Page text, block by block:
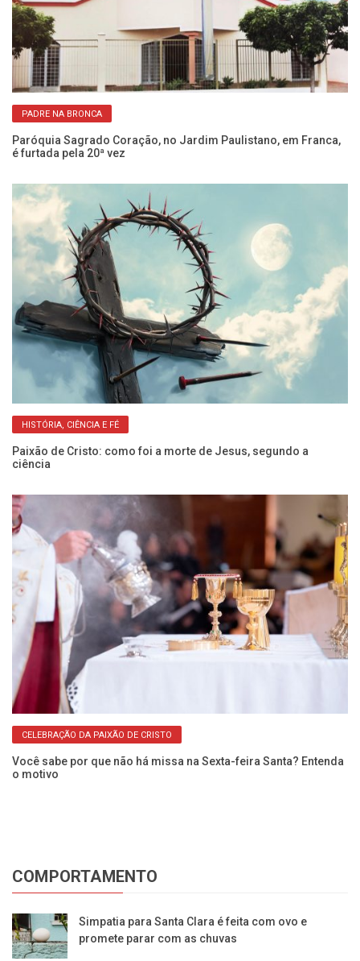
PADRE NA BRONCA
Paróquia Sagrado Coração, no Jardim Paulistano, em Franca,
é furtada pela 20ª vez
HISTÓRIA, CIÊNCIA E FÉ
Paixão de Cristo: como foi a morte de Jesus, segundo a
ciência
CELEBRAÇÃO DA PAIXÃO DE CRISTO
Você sabe por que não há missa na Sexta-feira Santa? Entenda
o motivo
COMPORTAMENTO
Simpatia para Santa Clara é feita com ovo e
promete parar com as chuvas